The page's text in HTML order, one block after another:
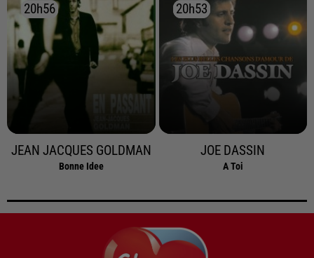
20h56
20h56
JEAN JACQUES GOLDMAN
Bonne Idee
20h53
20h53
JOE DASSIN
A Toi